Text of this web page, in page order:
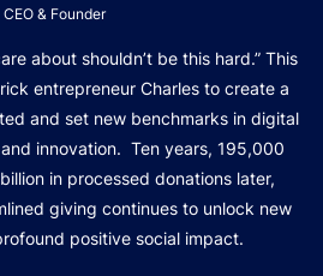
CEO & Founder
about shouldn’t be this hard.” This
entrepreneur Charles to create a
and set new benchmarks in digital
innovation. Ten years, 195,000
in processed donations later,
giving continues to unlock new
positive social impact.